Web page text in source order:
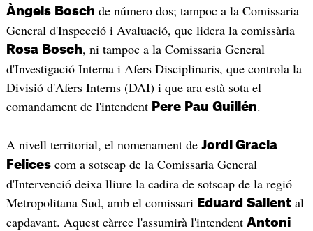
Àngels Bosch de número dos; tampoc a la Comissaria
General d'Inspecció i Avaluació, que lidera la comissària
Rosa Bosch, ni tampoc a la Comissaria General
d'Investigació Interna i Afers Disciplinaris, que controla la
Divisió d'Afers Interns (DAI) i que ara està sota el
comandament de l'intendent Pere Pau Guillén.
A nivell territorial, el nomenament de Jordi Gracia
Felicescom a sotscap de la Comissaria General
d'Intervenció deixa lliure la cadira de sotscap de la regió
Metropolitana Sud, amb el comissari Eduard Sallental
capdavant. Aquest càrrec l'assumirà l'intendent Antoni